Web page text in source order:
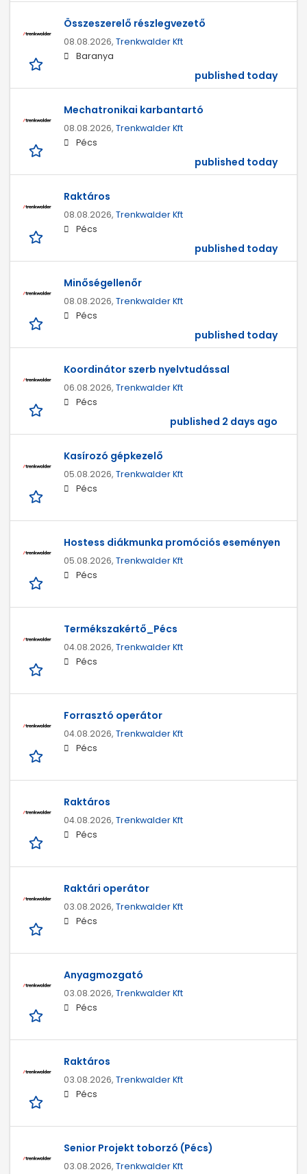
Összeszerelő részlegvezető
08.08.2026, Trenkwalder Kft
Baranya
published today
Mechatronikai karbantartó
08.08.2026, Trenkwalder Kft
Pécs
published today
Raktáros
08.08.2026, Trenkwalder Kft
Pécs
published today
Minőségellenőr
08.08.2026, Trenkwalder Kft
Pécs
published today
Koordinátor szerb nyelvtudással
06.08.2026, Trenkwalder Kft
Pécs
published 2 days ago
Kasírozó gépkezelő
05.08.2026, Trenkwalder Kft
Pécs
Hostess diákmunka promóciós eseményen
05.08.2026, Trenkwalder Kft
Pécs
Termékszakértő_Pécs
04.08.2026, Trenkwalder Kft
Pécs
Forrasztó operátor
04.08.2026, Trenkwalder Kft
Pécs
Raktáros
04.08.2026, Trenkwalder Kft
Pécs
Raktári operátor
03.08.2026, Trenkwalder Kft
Pécs
Anyagmozgató
03.08.2026, Trenkwalder Kft
Pécs
Raktáros
03.08.2026, Trenkwalder Kft
Pécs
Senior Projekt toborzó (Pécs)
03.08.2026, Trenkwalder Kft